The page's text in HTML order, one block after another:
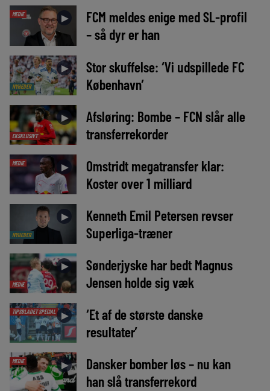
MEDIE ►
FCM meldes enige med SL-profil
– så dyr er han
NYHEDER
►
Stor skuffelse: ‘Vi udspillede FC
København’
EKSKLUSIVT
►
Afsløring: Bombe – FCN slår alle
transferrekorder
MEDIE ►
Omstridt megatransfer klar:
Koster over 1 milliard
NYHEDER
►
Kenneth Emil Petersen revser
Superliga-træner
MEDIE
►
Sønderjyske har bedt Magnus
Jensen holde sig væk
TIPSBLADET SPECIAL ►
‘Et af de største danske
resultater’
MEDIE ►
Dansker bomber løs – nu kan
han slå transferrekord